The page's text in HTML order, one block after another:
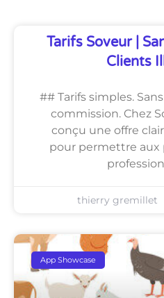
Tarifs Soveur |
Clients
## Tarifs simples.
commission. Chez
conçu une offre
pour permettre aux
thierry gremillet
App Showcase